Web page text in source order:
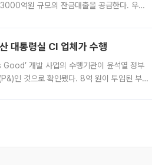
억원 규모의 잔금대출을 공급한다. 우리
대통령실 CI 업체가 수행
개발 사업의 수행기관이 윤석열 정부
인 것으로 확인됐다. 8억 원이 투입된 부산